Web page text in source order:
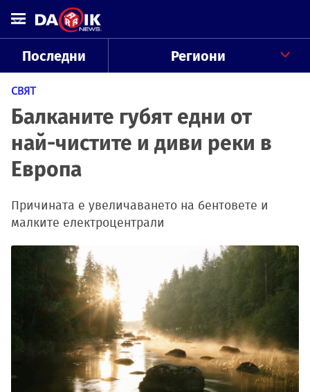
Последни Региони
СВЯТ
Балканите губят едни от
най-чистите и диви реки в
Европа
Причината е увеличаването на бентовете и
малките електроцентрали